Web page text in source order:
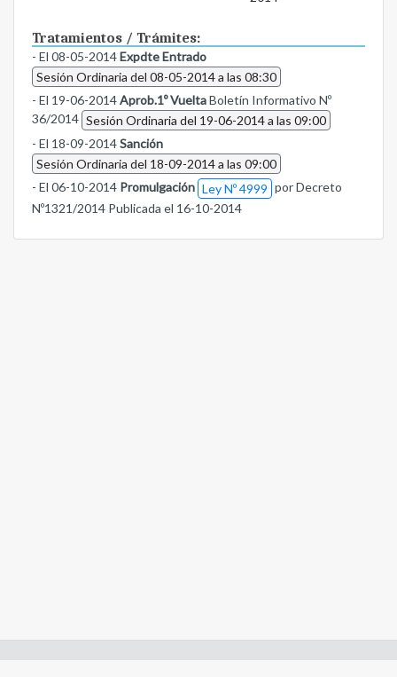
Tratamientos / Trámites:
- El 08-05-2014Expdte Entrado
Sesión Ordinaria del 08-05-2014 a las 08:30
- El 19-06-2014Aprob.1º VueltaBoletín Informativo Nº
36/2014 Sesión Ordinaria del 19-06-2014 a las 09:00
- El 18-09-2014Sanción
Sesión Ordinaria del 18-09-2014 a las 09:00
- El 06-10-2014 Promulgación Ley Nº 4999 por Decreto
Nº1321/2014 Publicada el 16-10-2014